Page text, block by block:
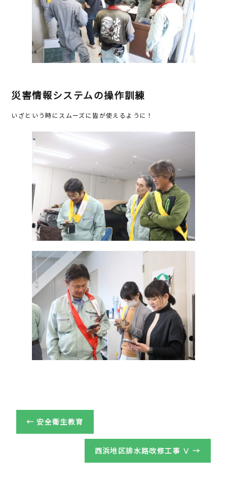
災害情報システムの操作訓練
いざという時にスムーズに皆が使えるように！
← 安全衛生教育
西浜地区排水路改修工事 Ⅴ→